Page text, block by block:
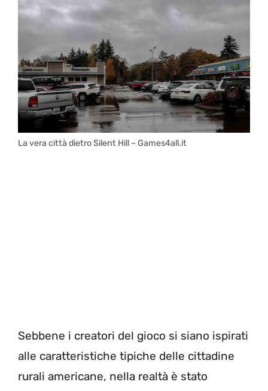
La vera città dietro Silent Hill – Games4all.it
Sebbene i creatori del gioco si siano ispirati
alle caratteristiche tipiche delle cittadine
rurali americane, nella realtà è stato